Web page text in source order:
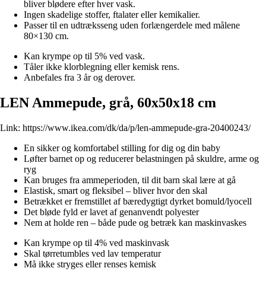
bliver blødere efter hver vask.
Ingen skadelige stoffer, ftalater eller kemikalier.
Passer til en udtræksseng uden forlængerdele med målene
80×130 cm.
Kan krympe op til 5% ved vask.
Tåler ikke klorblegning eller kemisk rens.
Anbefales fra 3 år og derover.
LEN Ammepude, grå, 60x50x18 cm
Link: https://www.ikea.com/dk/da/p/len-ammepude-gra-20400243/
En sikker og komfortabel stilling for dig og din baby
Løfter barnet op og reducerer belastningen på skuldre, arme og
ryg
Kan bruges fra ammeperioden, til dit barn skal lære at gå
Elastisk, smart og fleksibel – bliver hvor den skal
Betrækket er fremstillet af bæredygtigt dyrket bomuld/lyocell
Det bløde fyld er lavet af genanvendt polyester
Nem at holde ren – både pude og betræk kan maskinvaskes
Kan krympe op til 4% ved maskinvask
Skal tørretumbles ved lav temperatur
Må ikke stryges eller renses kemisk